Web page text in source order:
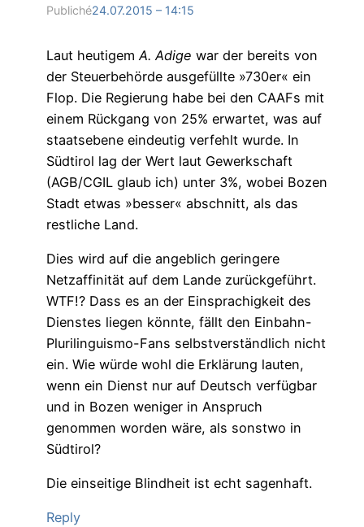
Publiché24.07.2015 – 14:15
Laut heutigem A. Adige war der bereits von
der Steuerbehörde ausgefüllte »730er« ein
Flop. Die Regierung habe bei den CAAFs mit
einem Rückgang von 25% erwartet, was auf
staatsebene eindeutig verfehlt wurde. In
Südtirol lag der Wert laut Gewerkschaft
(AGB/CGIL glaub ich) unter 3%, wobei Bozen
Stadt etwas »besser« abschnitt, als das
restliche Land.
Dies wird auf die angeblich geringere
Netzaffinität auf dem Lande zurückgeführt.
WTF!? Dass es an der Einsprachigkeit des
Dienstes liegen könnte, fällt den Einbahn-
Plurilinguismo-Fans selbstverständlich nicht
ein. Wie würde wohl die Erklärung lauten,
wenn ein Dienst nur auf Deutsch verfügbar
und in Bozen weniger in Anspruch
genommen worden wäre, als sonstwo in
Südtirol?
Die einseitige Blindheit ist echt sagenhaft.
Reply